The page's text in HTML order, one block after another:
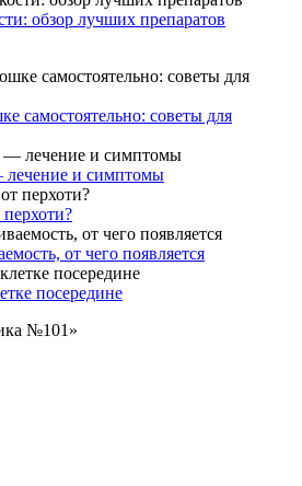
обзор лучших препаратов
самостоятельно: советы для
и симптомы
перхоти?
от чего появляется
посередине
№101»